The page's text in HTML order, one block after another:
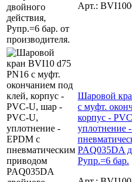
Арт.:
Шаровой
с муфт.
корпус -
уплотнение
PAQ035DA
Рупр.=6 бар.